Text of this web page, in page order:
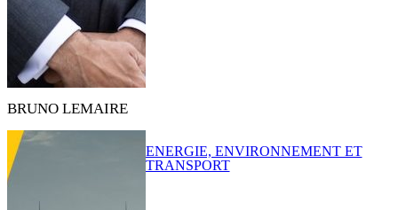
BRUNO LEMAIRE
ENERGIE, ENVIRONNEMENT ET
TRANSPORT